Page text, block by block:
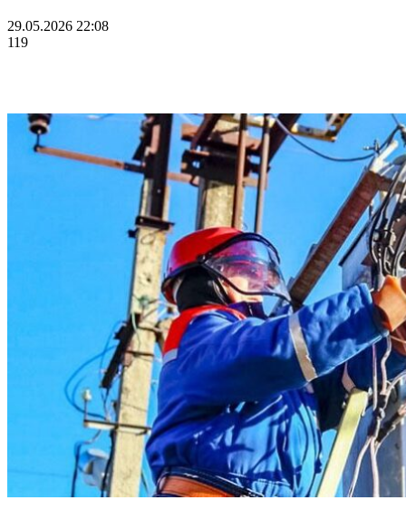
29.05.2026 22:08
119